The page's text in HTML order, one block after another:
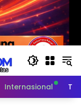
Internasional